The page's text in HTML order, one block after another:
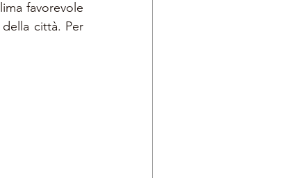
favorevole
città. Per